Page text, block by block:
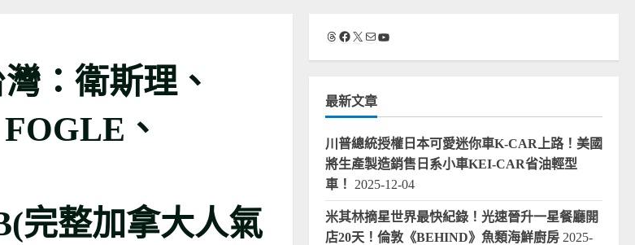
：衛斯理、
、
完整加拿大人氣
Threads
Facebook
X 電子郵件YouTube
最新文章
川普總統授權日本可愛迷你車K-CAR上路！美國
將生產製造銷售日系小車KEI-CAR省油輕型
車！
2025-12-04
米其林摘星世界最快紀錄！光速晉升一星餐廳開
店20天！倫敦《BEHIND》魚類海鮮廚房 2025-